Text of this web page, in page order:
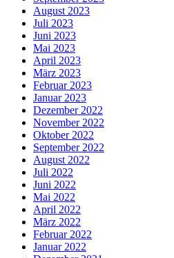
August 2023
Juli 2023
Juni 2023
Mai 2023
April 2023
März 2023
Februar 2023
Januar 2023
Dezember 2022
November 2022
Oktober 2022
September 2022
August 2022
Juli 2022
Juni 2022
Mai 2022
April 2022
März 2022
Februar 2022
Januar 2022